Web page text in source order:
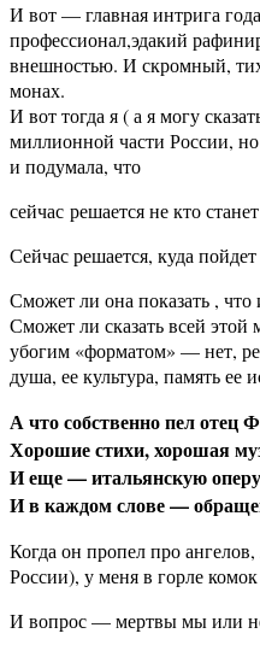
И вот — главная интрига
профессионал,эдакий
внешностью. И скромный,
монах.
И вот тогда я ( а я могу
миллионной части России,
и подумала, что
сейчас решается не кто
Сейчас решается, куда
Сможет ли она показать ,
Сможет ли сказать всей этой
убогим «форматом» — нет,
душа, ее культура, память ее
А что собственно пел отец
Хорошие стихи, хорошая
И еще — итальянскую
И в каждом слове —
Когда он пропел про
России), у меня в горле
И вопрос — мертвы мы или